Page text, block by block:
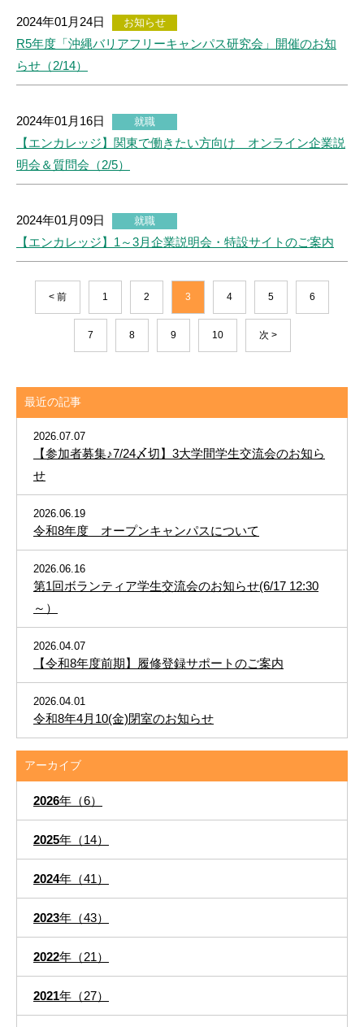
2024年01月24日 お知らせ
R5年度「沖縄バリアフリーキャンパス研究会」開催のお知
らせ（2/14）
2024年01月16日 就職
【エンカレッジ】関東で働きたい方向け オンライン企業説
明会＆質問会（2/5）
2024年01月09日 就職
【エンカレッジ】1～3月企業説明会・特設サイトのご案内
< 前 1 2 3 4 5 6
7 8 9 10 次 >
最近の記事
2026.07.07
【参加者募集♪7/24〆切】3大学間学生交流会のお知ら
せ
2026.06.19
令和8年度 オープンキャンパスについて
2026.06.16
第1回ボランティア学生交流会のお知らせ(6/17 12:30
～）
2026.04.07
【令和8年度前期】履修登録サポートのご案内
2026.04.01
令和8年4月10(金)閉室のお知らせ
アーカイブ
2026年（6）
2025年（14）
2024年（41）
2023年（43）
2022年（21）
2021年（27）